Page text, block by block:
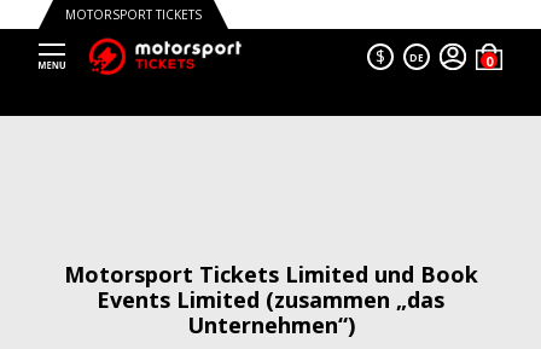
MOTORSPORT TICKETS
$ DE
Motorsport Tickets Limited und Book
Events Limited (zusammen „das
Unternehmen“)